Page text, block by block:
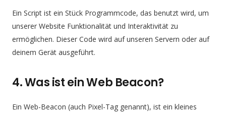
Ein Script ist ein Stück Programmcode, das benutzt wird, um
unserer Website Funktionalität und Interaktivität zu
ermöglichen. Dieser Code wird auf unseren Servern oder auf
deinem Gerät ausgeführt.
4. Was ist ein Web Beacon?
Ein Web-Beacon (auch Pixel-Tag genannt), ist ein kleines